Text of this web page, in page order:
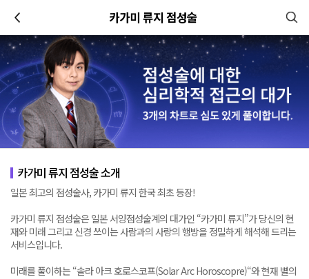
카가미 류지 점성술
카가미 류지 점성술 소개
일본 최고의 점성술사, 카가미 류지 한국 최초 등장!
카가미 류지 점성술은 일본 서양점성술계의 대가인 “카가미 류지”가 당신의 현
재와 미래 그리고 신경 쓰이는 사람과의 사랑의 행방을 정밀하게 해석해 드리는
서비스입니다.
미래를 풀이하는 “솔라 아크 호로스코프(Solar Arc Horoscopre)“와 현재 별의